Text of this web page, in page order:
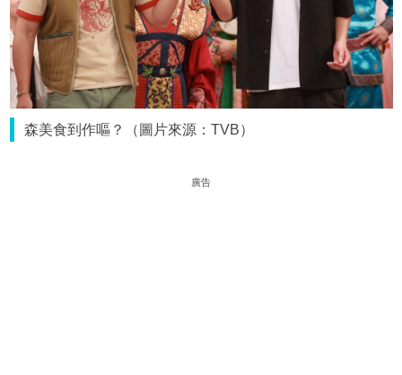
森美食到作嘔？（圖片來源：TVB）
廣告